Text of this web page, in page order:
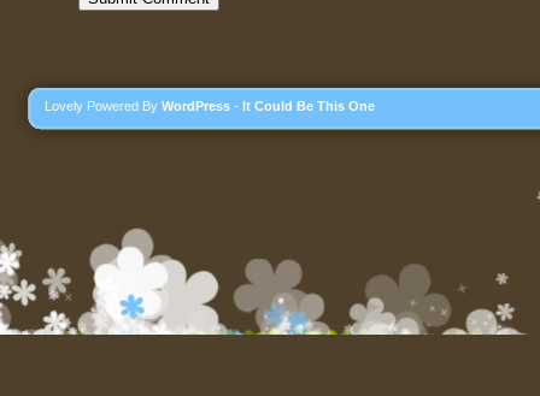
Lovely Powered By WordPress - It Could Be This One